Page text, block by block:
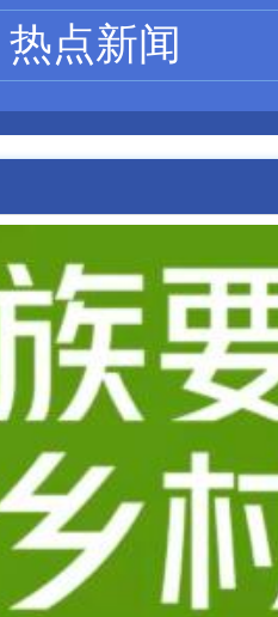
热点新闻